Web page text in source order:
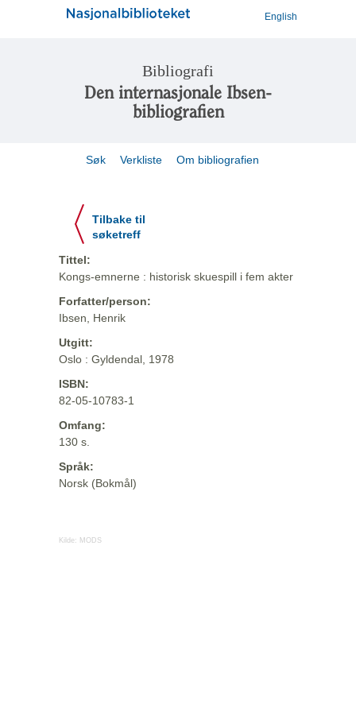
English
Bibliografi
Den internasjonale Ibsen-
bibliografien
Søk Verkliste Om bibliografien
Tilbake til
søketreff
Tittel:
Kongs-emnerne : historisk skuespill i fem akter
Forfatter/person:
Ibsen, Henrik
Utgitt:
Oslo : Gyldendal, 1978
ISBN:
82-05-10783-1
Omfang:
130 s.
Språk:
Norsk (Bokmål)
Kilde: MODS